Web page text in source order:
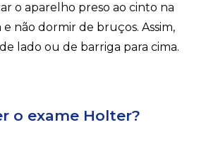
o aparelho preso ao cinto na
não dormir de bruços. Assim,
lado ou de barriga para cima.
o exame Holter?